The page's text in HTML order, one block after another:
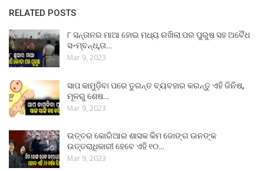
RELATED POSTS
୮ ସନ୍ତାନର ମାଆ ହୋଇ ମଧ୍ୟ ରଖିଲା ପର ପୁରୁଷ ସହ ଅବୈଧ
ସ-ମ୍ବନ୍ଧ,ତା…
Mar 9, 2023
ସାପ କାମୁଡ଼ିବା ପରେ ତୁରନ୍ତ ବ୍ୟବହାର କରନ୍ତୁ ଏହି ଜିନିଷ,
ମୂଳରୁ ଶେଷ…
Mar 9, 2023
ଉତ୍ତର କୋରିଆର ଶାସକ କିମ ଜୋଙ୍ଗ ଉନଙ୍କ
ଉତ୍ତରାଧିକାରୀ ହେବେ ଏହି ୧୦…
Mar 9, 2023